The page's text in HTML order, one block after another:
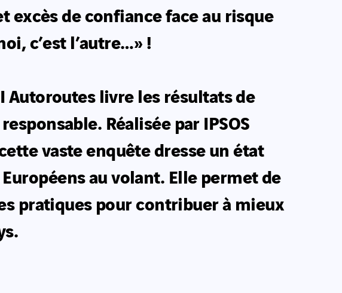
de confiance face au risque
c’est l’autre…» !
Autoroutes livre les résultats de
Réalisée par IPSOS
vaste enquête dresse un état
au volant. Elle permet de
pratiques pour contribuer à mieux